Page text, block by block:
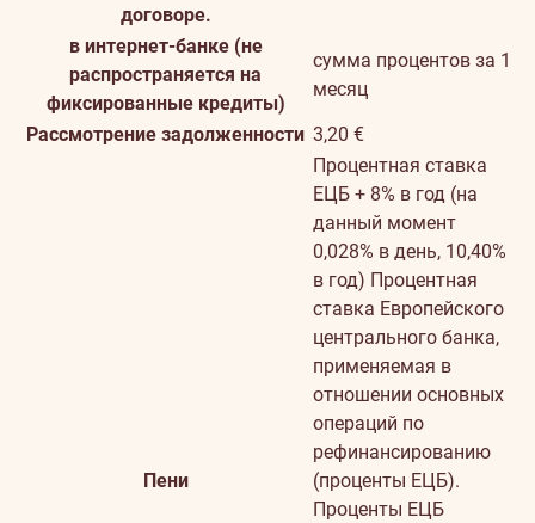
договоре.
в интернет-банке (не
распространяется на
фиксированные кредиты)
сумма процентов за 1
месяц
Рассмотрение задолженности 3,20 €
Пени
Процентная ставка
ЕЦБ + 8% в год (на
данный момент
0,028% в день, 10,40%
в год) Процентная
ставка Европейского
центрального банка,
применяемая в
отношении основных
операций по
рефинансированию
(проценты ЕЦБ).
Проценты ЕЦБ